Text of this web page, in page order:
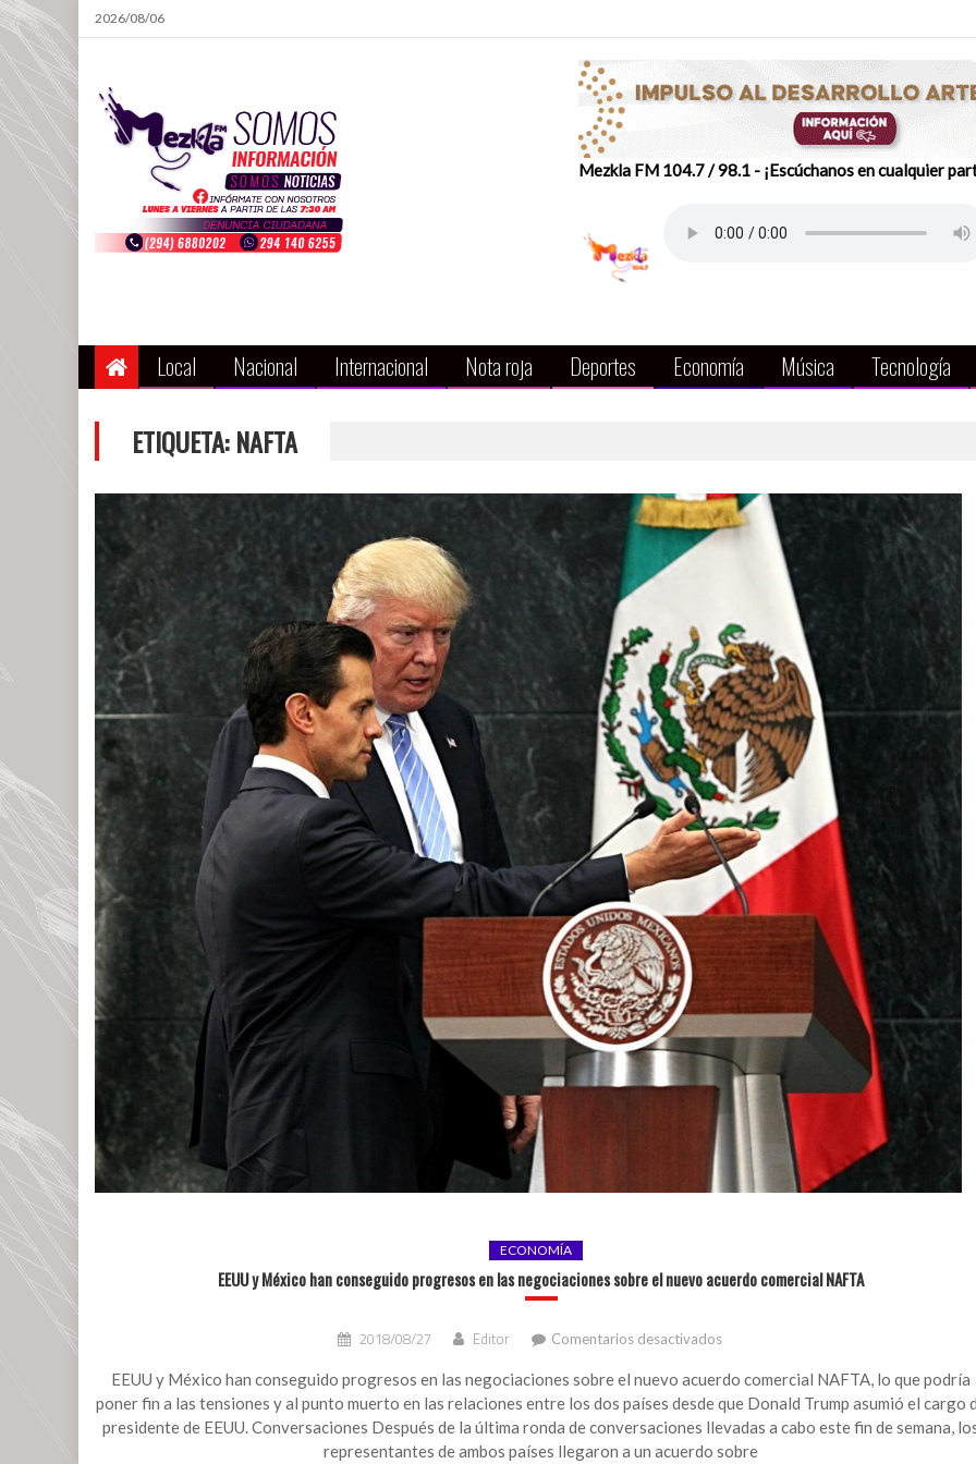
Skip
to
2026/08/06
Mezkla FM 104.7 / 98.1 - ¡Escúchanos en cualquier
Local Nacional Internacional Nota roja Deportes Economía Música Tecnología
ETIQUETA:NAFTA
ECONOMÍA
EEUU y México han conseguido progresos en las negociaciones sobre el nuevo acuerdo comercial NAFTA
2018/08/27 Editor Comentarios desactivados
y
México
han
conseguido
progresos
EEUU y México han conseguido progresos en las negociaciones sobre el nuevo acuerdo comercial NAFTA, lo que podría
poner fin a las tensiones y al punto muerto en las relaciones entre los dos países desde que Donald Trump asumió el cargo
presidente de EEUU. Conversaciones Después de la última ronda de conversaciones llevadas a cabo este fin de semana,
representantes de ambos países llegaron a un acuerdo sobre